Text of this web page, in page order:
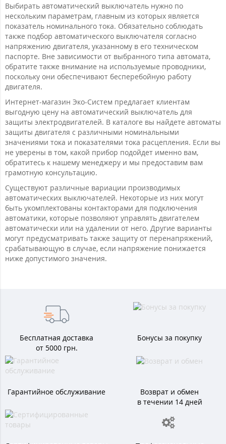
Выбирать автоматический выключатель нужно по
нескольким параметрам, главным из которых является
показатель номинального тока. Обязательно соблюдать
также подбор автоматического выключателя согласно
напряжению двигателя, указанному в его техническом
паспорте. Вне зависимости от выбранного типа автомата,
обратите также внимание на используемые проводники,
поскольку они обеспечивают бесперебойную работу
двигателя.
Интернет-магазин Эко-Систем предлагает клиентам
выгодную цену на автоматический выключатель для
защиты электродвигателей. В каталоге вы найдете автоматы
защиты двигателя с различными номинальными
значениями тока и показателями тока расцепления. Если вы
не уверены в том, какой прибор подойдет именно вам,
обратитесь к нашему менеджеру и мы предоставим вам
грамотную консультацию.
Существуют различные вариации производимых
автоматических выключателей. Некоторые из них могут
быть укомплектованы контакторами для подключения
автоматики, которые позволяют управлять двигателем
автоматически или на удалении от него. Другие варианты
могут предусматривать также защиту от перенапряжений,
срабатывающую в случае, если напряжение понижается
ниже допустимого значения.
Бесплатная доставка
от 5000 грн.
Бонусы за покупку
Гарантийное обслуживание
Возврат и обмен
в течении 14 дней